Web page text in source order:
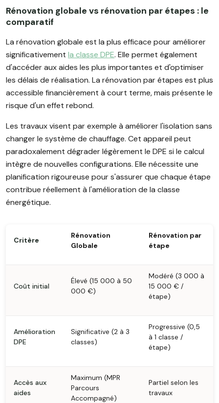
Rénovation globale vs rénovation par étapes : le
comparatif
La rénovation globale est la plus efficace pour améliorer
significativement la classe DPE. Elle permet également
d'accéder aux aides les plus importantes et d'optimiser
les délais de réalisation. La rénovation par étapes est plus
accessible financièrement à court terme, mais présente le
risque d'un effet rebond.
Les travaux visent par exemple à améliorer l'isolation sans
changer le système de chauffage. Cet appareil peut
paradoxalement dégrader légèrement le DPE si le calcul
intègre de nouvelles configurations. Elle nécessite une
planification rigoureuse pour s'assurer que chaque étape
contribue réellement à l'amélioration de la classe
énergétique.
Critère
Rénovation
Globale
Rénovation par
étape
Coût initial
Élevé (15 000 à 50
000 €)
Modéré (3 000 à
15 000 € /
étape)
Amélioration
DPE
Significative (2 à 3
classes)
Progressive (0,5
à 1 classe /
étape)
Accès aux
aides
Maximum (MPR
Parcours
Accompagné)
Partiel selon les
travaux